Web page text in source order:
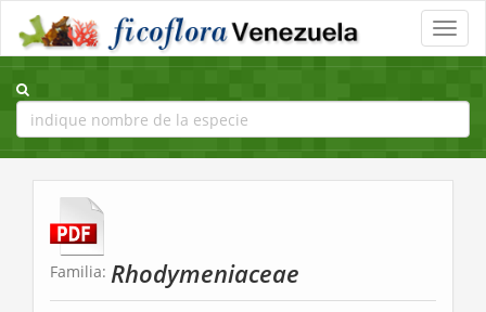
Toggle
Familia: Rhodymeniaceae